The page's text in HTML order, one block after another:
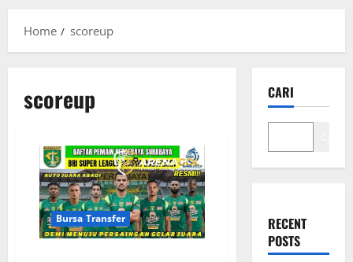
Home scoreup
scoreup
Bursa Transfer
CARI
RECENT
POSTS